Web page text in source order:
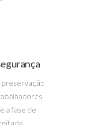
preservação
a fase de